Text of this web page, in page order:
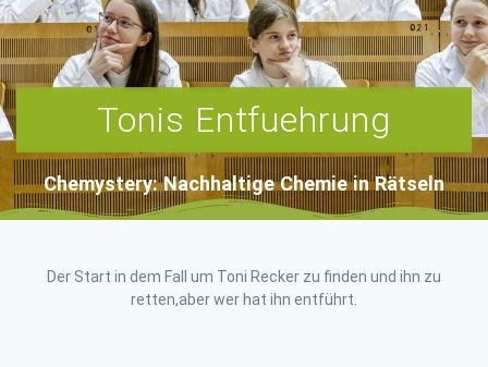
Tonis Entfuehrung
Chemystery: Nachhaltige Chemie in Rätseln
Der Start in dem Fall um Toni Recker zu finden und ihn zu
retten,aber wer hat ihn entführt.